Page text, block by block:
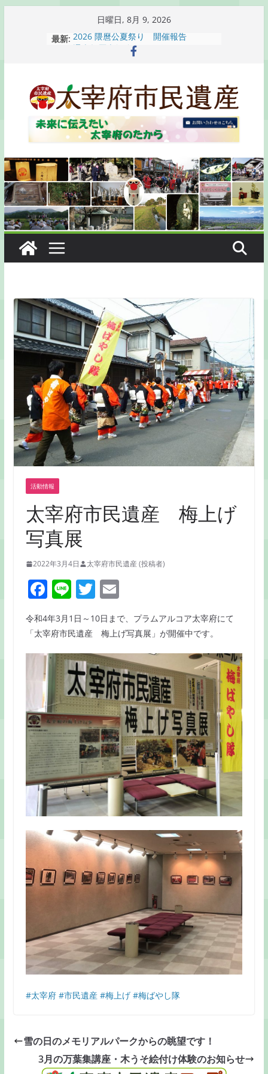
プ
日曜日, 8月 9, 2026
最新: 2026 隈麿公夏祭り 開催報告
通古賀歴史勉強会が開催されます
梅香苑夏まつり子どもみこし開催のお
知らせ
木うそ絵付け体験のお知らせ
活動情報
太宰府市民遺産 梅上げ
写真展
2022年3月4日 太宰府市民遺産 (投稿者)
F
a
c
e
b
o
o
k
Li
n
e
T
w
itt
er
E
ai
l
令和4年3月1日～10日まで、プラムアルコア太宰府にて
「太宰府市民遺産 梅上げ写真展」が開催中です。
#太宰府 #市民遺産 #梅上げ #梅ばやし隊
雪の日のメモリアルパークからの眺望です！
3月の万葉集講座・木うそ絵付け体験のお知らせ